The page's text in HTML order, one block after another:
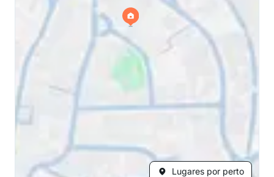
Lugares por perto